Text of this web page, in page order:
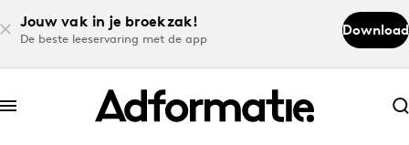
Jouw vak in je broekzak!
De beste leeservaring met de app
Download
Abonneer nu
Abonneer nu